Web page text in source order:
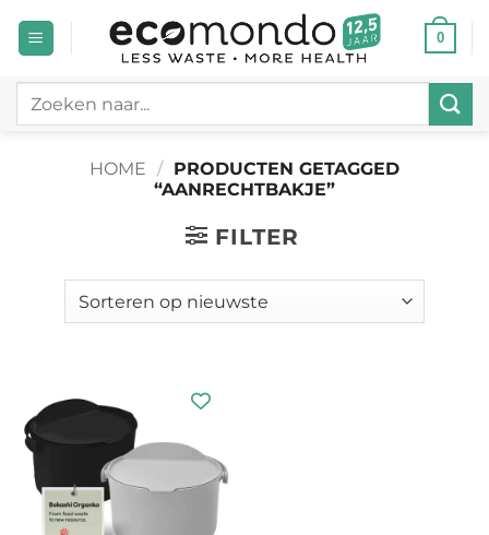
naar
0
Zoeken
HOME / PRODUCTEN GETAGGED
“AANRECHTBAKJE”
FILTER